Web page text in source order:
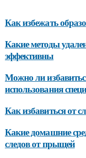
Как избежать
Какие методы
эффективны
Можно ли
использования
Как избавиться от
Какие домашние
следов от прыщей